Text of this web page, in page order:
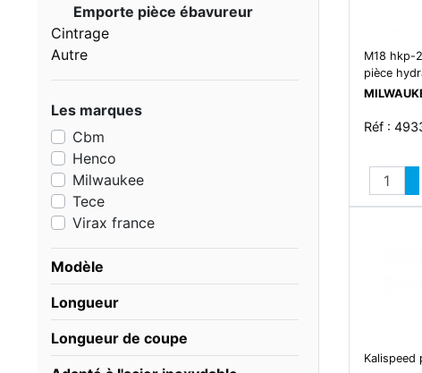
Emporte pièce ébavureur
Cintrage
Autre
Les marques
Cbm
Henco
Milwaukee
Tece
Virax france
Modèle
Longueur
Longueur de coupe
M18 hkp-
pièce
Réf :
Kalispeed